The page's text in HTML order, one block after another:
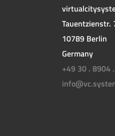
Tauentzienstr.
10789 Berlin
Germany
+49 30 . 8904